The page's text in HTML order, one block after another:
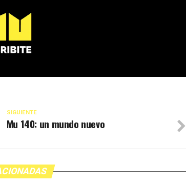
SIGUIENTE
Mu 140: un mundo nuevo